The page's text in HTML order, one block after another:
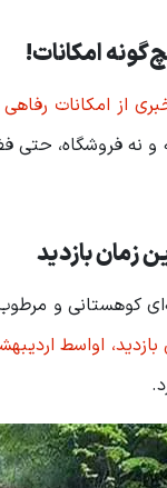
امکانات!
از امکانات
و نه فروشگاه، حتی
زمان بازدید
کوهستانی و
اواسط